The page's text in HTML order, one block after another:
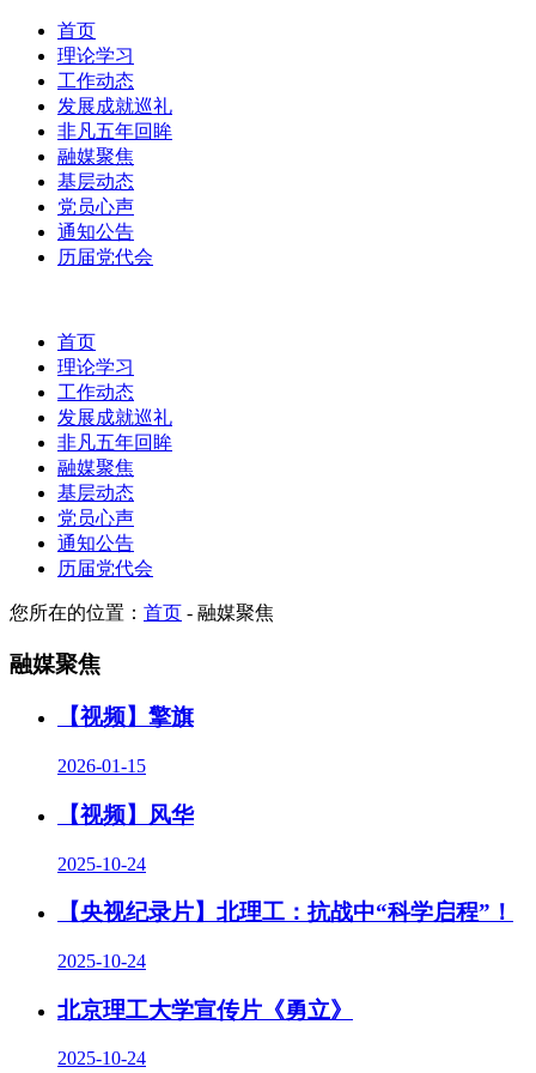
首页
理论学习
工作动态
发展成就巡礼
非凡五年回眸
融媒聚焦
基层动态
党员心声
通知公告
历届党代会
首页
理论学习
工作动态
发展成就巡礼
非凡五年回眸
融媒聚焦
基层动态
党员心声
通知公告
历届党代会
您所在的位置： 首页 - 融媒聚焦
融媒聚焦
【视频】擎旗
2026-01-15
【视频】风华
2025-10-24
【央视纪录片】北理工：抗战中“科学启程”！
2025-10-24
北京理工大学宣传片《勇立》
2025-10-24